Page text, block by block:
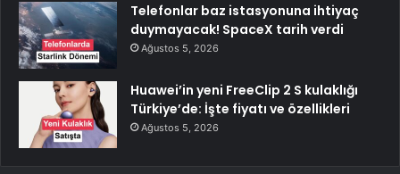
Telefonlar baz istasyonuna ihtiyaç
duymayacak! SpaceX tarih verdi
Ağustos 5, 2026
Huawei’in yeni FreeClip 2 S kulaklığı
Türkiye’de: İşte fiyatı ve özellikleri
Ağustos 5, 2026